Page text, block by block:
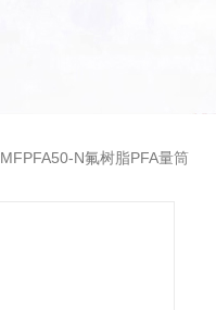
MFPFA50-N氟树脂PFA量筒